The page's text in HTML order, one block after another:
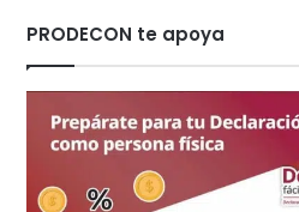
PRODECON te apoya